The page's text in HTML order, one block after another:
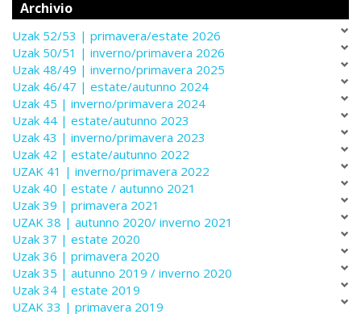
Archivio
Uzak 52/53 | primavera/estate 2026
Uzak 50/51 | inverno/primavera 2026
Uzak 48/49 | inverno/primavera 2025
Uzak 46/47 | estate/autunno 2024
Uzak 45 | inverno/primavera 2024
Uzak 44 | estate/autunno 2023
Uzak 43 | inverno/primavera 2023
Uzak 42 | estate/autunno 2022
UZAK 41 | inverno/primavera 2022
Uzak 40 | estate / autunno 2021
Uzak 39 | primavera 2021
UZAK 38 | autunno 2020/ inverno 2021
Uzak 37 | estate 2020
Uzak 36 | primavera 2020
Uzak 35 | autunno 2019 / inverno 2020
Uzak 34 | estate 2019
UZAK 33 | primavera 2019